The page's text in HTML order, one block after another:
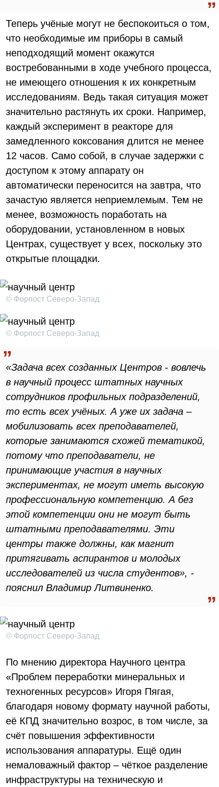
Теперь учёные могут не беспокоиться о том,
что необходимые им приборы в самый
неподходящий момент окажутся
востребованными в ходе учебного процесса,
не имеющего отношения к их конкретным
исследованиям. Ведь такая ситуация может
значительно растянуть их сроки. Например,
каждый эксперимент в реакторе для
замедленного коксования длится не менее
12 часов. Само собой, в случае задержки с
доступом к этому аппарату он
автоматически переносится на завтра, что
зачастую является неприемлемым. Тем не
менее, возможность поработать на
оборудовании, установленном в новых
Центрах, существует у всех, поскольку это
открытые площадки.
© Форпост Северо-Запад
© Форпост Северо-Запад
«Задача всех созданных Центров - вовлечь
в научный процесс штатных научных
сотрудников профильных подразделений,
то есть всех учёных. А уже их задача –
мобилизовать всех преподавателей,
которые занимаются схожей тематикой,
потому что преподаватели, не
принимающие участия в научных
экспериментах, не могут иметь высокую
профессиональную компетенцию. А без
этой компетенции они не могут быть
штатными преподавателями. Эти
центры также должны, как магнит
притягивать аспирантов и молодых
исследователей из числа студентов», -
пояснил Владимир Литвиненко.
© Форпост Северо-Запад
По мнению директора Научного центра
«Проблем переработки минеральных и
техногенных ресурсов» Игоря Пягая,
благодаря новому формату научной работы,
её КПД значительно возрос, в том числе, за
счёт повышения эффективности
использования аппаратуры. Ещё один
немаловажный фактор – чёткое разделение
инфраструктуры на техническую и